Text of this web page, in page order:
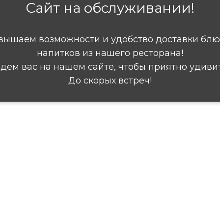
Сайт на обслуживании!
возможности и удобство доставки
напитков из нашего ресторана!
вас на нашем сайте, чтобы приятно
До скорых встреч!